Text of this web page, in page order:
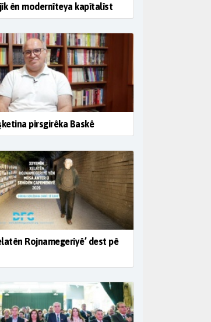
ên modernîteya kapîtalîst
pirsgirêka Baskê
Rojnamegeriyê’ dest pê